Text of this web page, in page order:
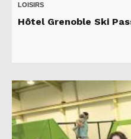
LOISIRS
Hôtel Grenoble Ski